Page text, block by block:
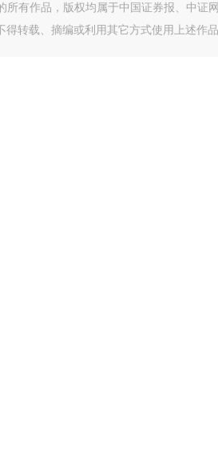
所有作品，版权均属于中国证券报、中证
转载、摘编或利用其它方式使用上述作品